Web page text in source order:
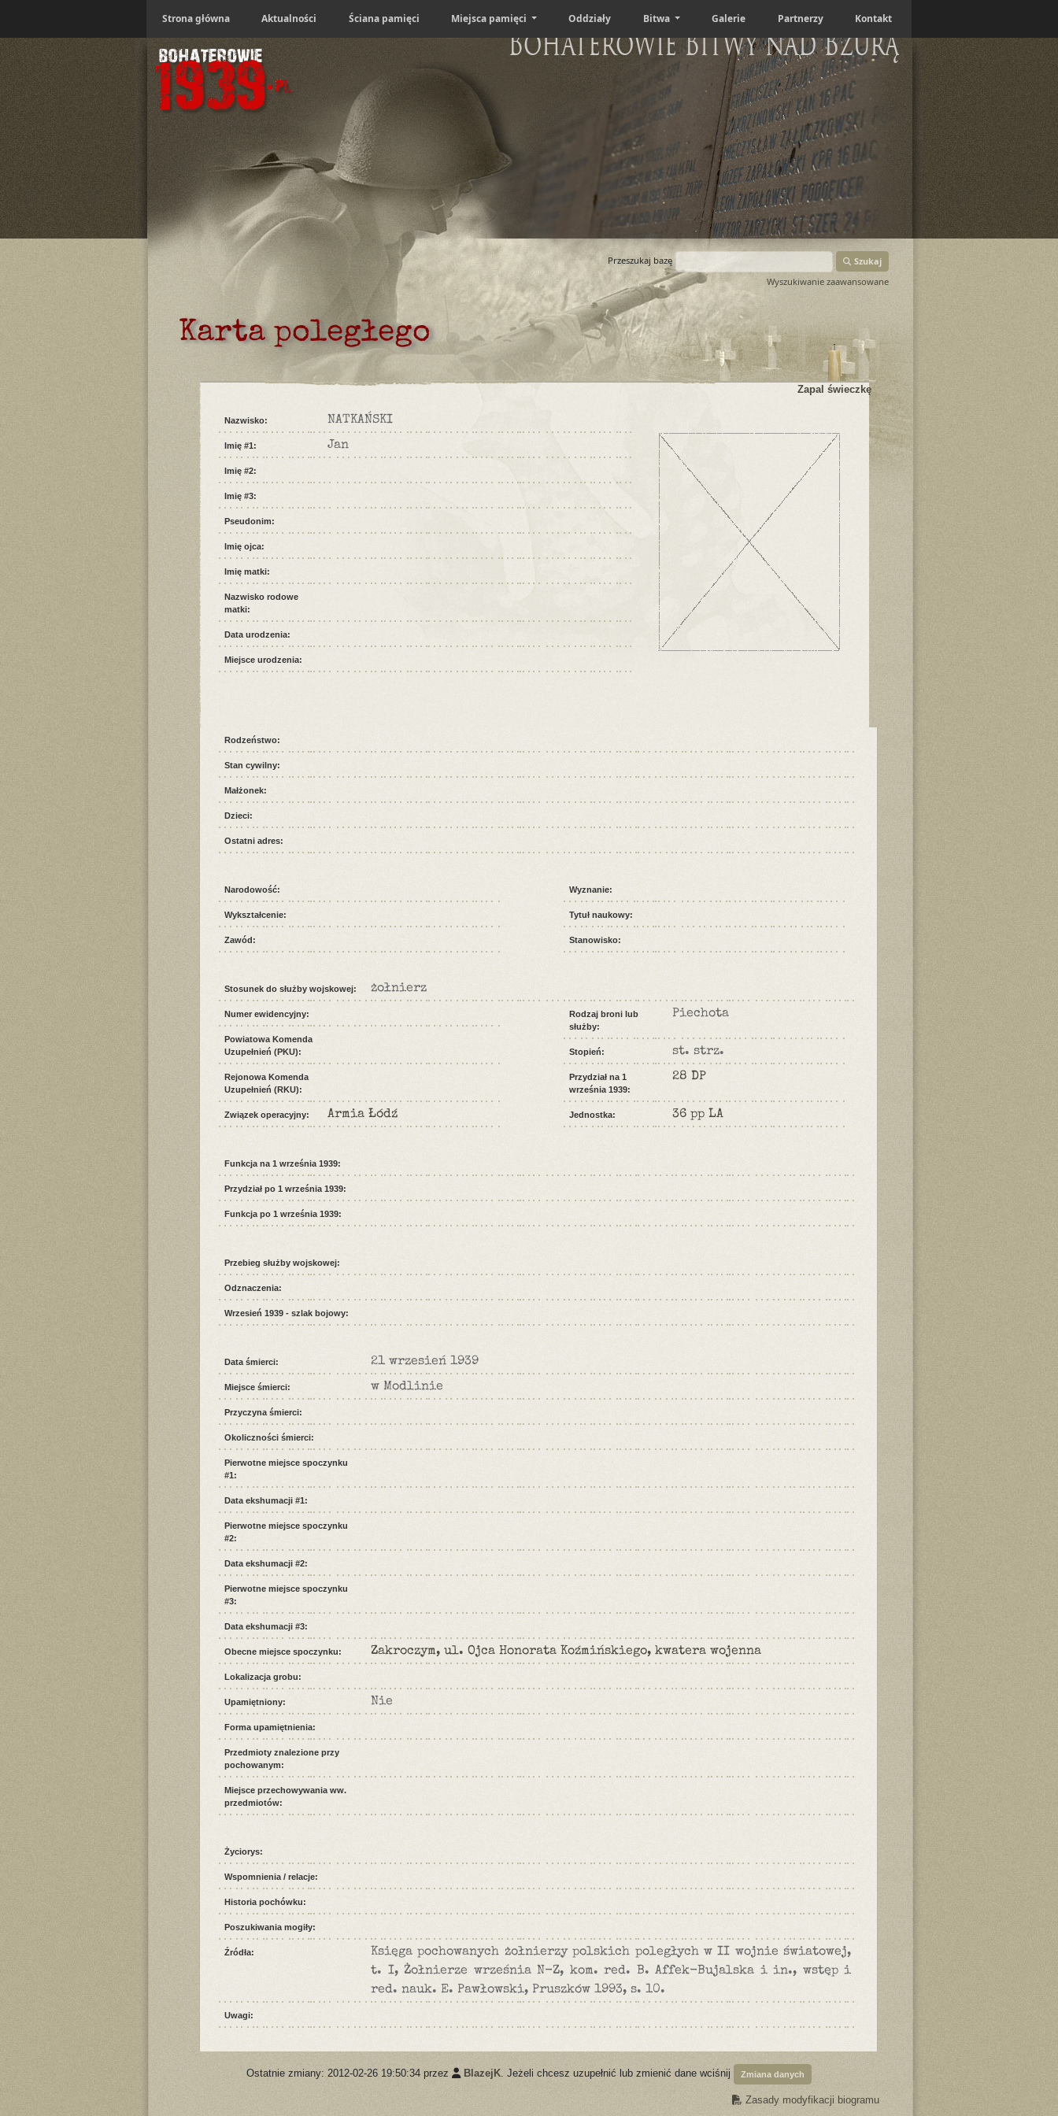
Strona główna Aktualności Ściana pamięci Miejsca pamięci Oddziały Bitwa Galerie Partnerzy Kontakt
Bohaterowie Bitwy nad Bzurą
Przeszukaj bazę
Szukaj
Wyszukiwanie zaawansowane
Karta poległego
Zapal świeczkę
Nazwisko: NATKAŃSKI
Imię #1: Jan
Imię #2:
Imię #3:
Pseudonim:
Imię ojca:
Imię matki:
Nazwisko rodowe
matki:
Data urodzenia:
Miejsce urodzenia:
Rodzeństwo:
Stan cywilny:
Małżonek:
Dzieci:
Ostatni adres:
Narodowość:
Wykształcenie:
Zawód:
Wyznanie:
Tytuł naukowy:
Stanowisko:
Stosunek do służby wojskowej: żołnierz
Numer ewidencyjny:
Powiatowa Komenda
Uzupełnień (PKU):
Rejonowa Komenda
Uzupełnień (RKU):
Związek operacyjny: Armia Łódź
Rodzaj broni lub
służby:
Piechota
Stopień: st. strz.
Przydział na 1
września 1939:
28 DP
Jednostka: 36 pp LA
Funkcja na 1 września 1939:
Przydział po 1 września 1939:
Funkcja po 1 września 1939:
Przebieg służby wojskowej:
Odznaczenia:
Wrzesień 1939 - szlak bojowy:
Data śmierci: 21 wrzesień 1939
Miejsce śmierci: w Modlinie
Przyczyna śmierci:
Okoliczności śmierci:
Pierwotne miejsce spoczynku
#1:
Data ekshumacji #1:
Pierwotne miejsce spoczynku
#2:
Data ekshumacji #2:
Pierwotne miejsce spoczynku
#3:
Data ekshumacji #3:
Obecne miejsce spoczynku: Zakroczym, ul. Ojca Honorata Koźmińskiego, kwatera wojenna
Lokalizacja grobu:
Upamiętniony: Nie
Forma upamiętnienia:
Przedmioty znalezione przy
pochowanym:
Miejsce przechowywania ww.
przedmiotów:
Życiorys:
Wspomnienia / relacje:
Historia pochówku:
Poszukiwania mogiły:
Źródła:
Księga pochowanych żołnierzy polskich poległych w II wojnie światowej,
t. I, Żołnierze września N-Z, kom. red. B. Affek-Bujalska i in., wstęp i
red. nauk. E. Pawłowski, Pruszków 1993, s. 10.
Uwagi:
Ostatnie zmiany: 2012-02-26 19:50:34 przez BlazejK . Jeżeli chcesz uzupełnić lub zmienić dane wciśnij Zmiana danych
Zasady modyfikacji biogramu